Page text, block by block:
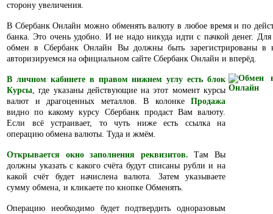
сторону увеличения.
В Сбербанк Онлайн можно обменять валюту в любое времяи по
банка. Это очень удобно. И не надо никуда идти с пачкой денег.
обмен в Сбербанк Онлайн Вы должны быть зарегистрированы в
авторизируемся на официальном сайте Сбербанк Онлайн и вперёд.
В личном кабинете в правом нижнем углу есть блок
Курсы, где указаны действующие на этот момент курсы
валют и драгоценных металлов. В колонке Продажа
видно по какому курсу Сбербанк продаст Вам валюту.
Если всё устраивает, то чуть ниже есть ссылка на
операцию обмена валюты. Туда и жмём.
Открывается окно заполнения реквизитов. Там Вы
должны указать с какого счёта будут списаны рубли и на
какой счёт будет начислена валюта. Затем указываете
сумму обмена, и кликаете по кнопке Обменять.
Операцию необходимо будет подтвердить одноразовым